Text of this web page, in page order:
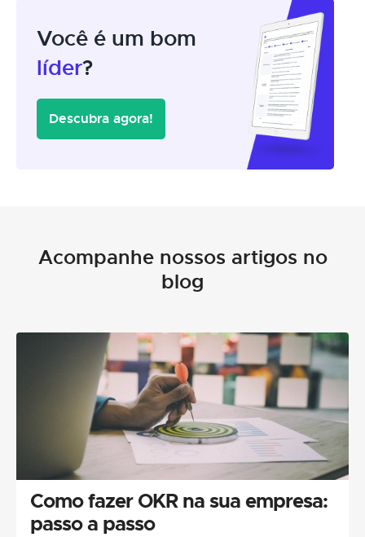
Você é um bom
líder?
Descubra agora!
Acompanhe nossos artigos no
blog
Como fazer OKR na sua empresa:
passo a passo